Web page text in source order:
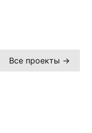
Все проекты →